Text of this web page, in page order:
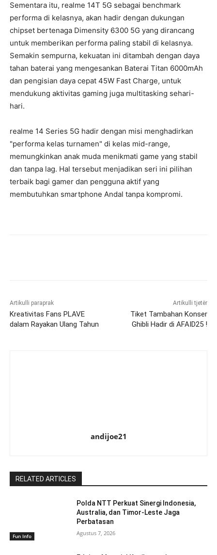
Sementara itu, realme 14T 5G sebagai benchmark
performa di kelasnya, akan hadir dengan dukungan
chipset bertenaga Dimensity 6300 5G yang dirancang
untuk memberikan performa paling stabil di kelasnya.
Semakin sempurna, kekuatan ini ditambah dengan daya
tahan baterai yang mengesankan Baterai Titan 6000mAh
dan pengisian daya cepat 45W Fast Charge, untuk
mendukung aktivitas gaming juga multitasking sehari-
hari.
realme 14 Series 5G hadir dengan misi menghadirkan
"performa kelas turnamen" di kelas mid-range,
memungkinkan anak muda menikmati game yang stabil
dan tanpa lag. Hal tersebut menjadikan seri ini pilihan
terbaik bagi gamer dan pengguna aktif yang
membutuhkan smartphone Andal tanpa kompromi.
Artikulli paraprak
Kreativitas Fans PLAVE
dalam Rayakan Ulang Tahun
Artikulli tjetër
Tiket Tambahan Konser
Ghibli Hadir di AFAID25 !
andijoe21
RELATED ARTICLES
Fun Info
Polda NTT Perkuat Sinergi Indonesia,
Australia, dan Timor-Leste Jaga
Perbatasan
Agustus 7, 2026